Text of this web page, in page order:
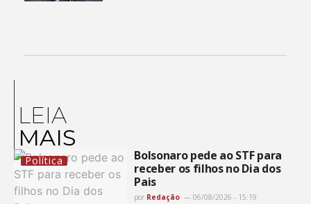
LEIA
MAIS
Política
Bolsonaro pede ao STF para
receber os filhos no Dia dos
Pais
por Redação 06/08/2026 - 15:19